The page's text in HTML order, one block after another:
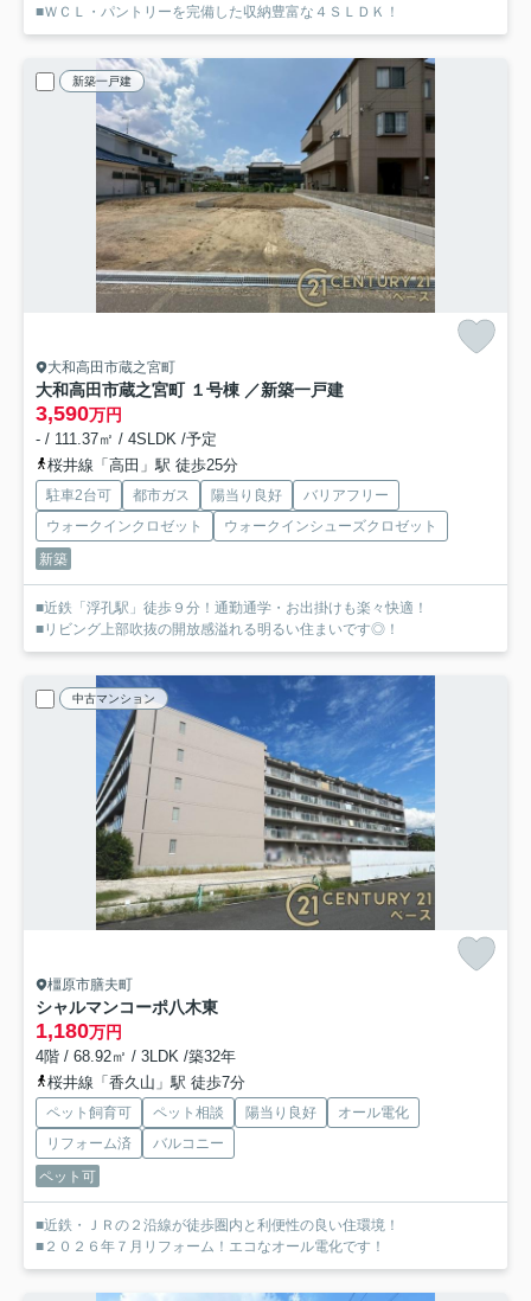
■ＷＣＬ・パントリーを完備した収納豊富な４ＳＬＤＫ！
新築一戸建
大和高田市蔵之宮町
大和高田市蔵之宮町 １号棟 ／新築一戸建
3,590万円
- / 111.37㎡ / 4SLDK /予定
桜井線「高田」駅 徒歩25分
駐車2台可 都市ガス 陽当り良好
バリアフリー
ウォークインクロゼット
ウォークインシューズクロゼット
新築
■近鉄「浮孔駅」徒歩９分！通勤通学・お出掛けも楽々快適！
■リビング上部吹抜の開放感溢れる明るい住まいです◎！
中古マンション
橿原市膳夫町
シャルマンコーポ八木東
1,180万円
4階 / 68.92㎡ / 3LDK /築32年
桜井線「香久山」駅 徒歩7分
ペット飼育可 ペット相談 陽当り良好
オール電化
リフォーム済
バルコニー
ペット可
■近鉄・ＪＲの２沿線が徒歩圏内と利便性の良い住環境！
■２０２６年７月リフォーム！エコなオール電化です！